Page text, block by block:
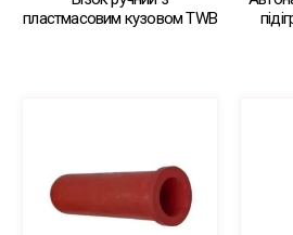
пластмасовим кузовом TWB